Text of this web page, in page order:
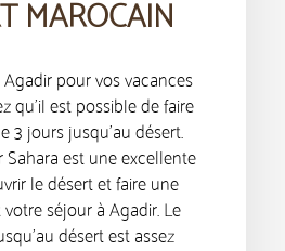
MAROCAIN
Agadir pour vos vacances
qu’il est possible de faire
3 jours jusqu’au désert.
Sahara est une excellente
le désert et faire une
séjour à Agadir. Le
désert est assez